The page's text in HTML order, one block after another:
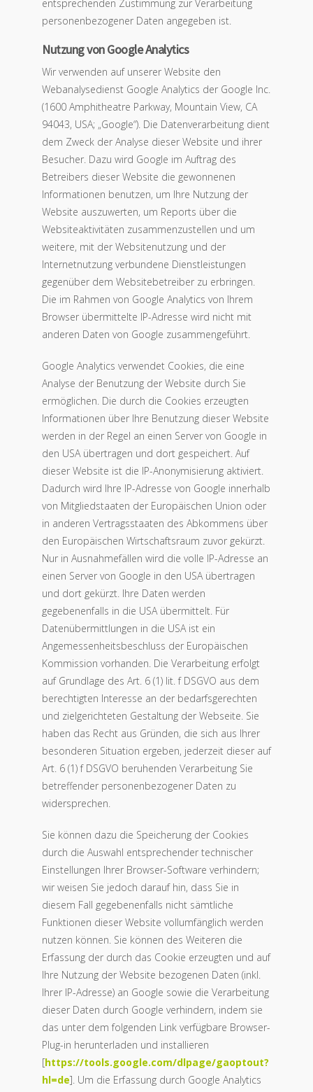
entsprechenden Zustimmung zur Verarbeitung
personenbezogener Daten angegeben ist.
Nutzung von Google Analytics
Wir verwenden auf unserer Website den
Webanalysedienst Google Analytics der Google Inc.
(1600 Amphitheatre Parkway, Mountain View, CA
94043, USA; „Google“). Die Datenverarbeitung dient
dem Zweck der Analyse dieser Website und ihrer
Besucher. Dazu wird Google im Auftrag des
Betreibers dieser Website die gewonnenen
Informationen benutzen, um Ihre Nutzung der
Website auszuwerten, um Reports über die
Websiteaktivitäten zusammenzustellen und um
weitere, mit der Websitenutzung und der
Internetnutzung verbundene Dienstleistungen
gegenüber dem Websitebetreiber zu erbringen.
Die im Rahmen von Google Analytics von Ihrem
Browser übermittelte IP-Adresse wird nicht mit
anderen Daten von Google zusammengeführt.
Google Analytics verwendet Cookies, die eine
Analyse der Benutzung der Website durch Sie
ermöglichen. Die durch die Cookies erzeugten
Informationen über Ihre Benutzung dieser Website
werden in der Regel an einen Server von Google in
den USA übertragen und dort gespeichert. Auf
dieser Website ist die IP-Anonymisierung aktiviert.
Dadurch wird Ihre IP-Adresse von Google innerhalb
von Mitgliedstaaten der Europäischen Union oder
in anderen Vertragsstaaten des Abkommens über
den Europäischen Wirtschaftsraum zuvor gekürzt.
Nur in Ausnahmefällen wird die volle IP-Adresse an
einen Server von Google in den USA übertragen
und dort gekürzt. Ihre Daten werden
gegebenenfalls in die USA übermittelt. Für
Datenübermittlungen in die USA ist ein
Angemessenheitsbeschluss der Europäischen
Kommission vorhanden. Die Verarbeitung erfolgt
auf Grundlage des Art. 6 (1) lit. f DSGVO aus dem
berechtigten Interesse an der bedarfsgerechten
und zielgerichteten Gestaltung der Webseite. Sie
haben das Recht aus Gründen, die sich aus Ihrer
besonderen Situation ergeben, jederzeit dieser auf
Art. 6 (1) f DSGVO beruhenden Verarbeitung Sie
betreffender personenbezogener Daten zu
widersprechen.
Sie können dazu die Speicherung der Cookies
durch die Auswahl entsprechender technischer
Einstellungen Ihrer Browser-Software verhindern;
wir weisen Sie jedoch darauf hin, dass Sie in
diesem Fall gegebenenfalls nicht sämtliche
Funktionen dieser Website vollumfänglich werden
nutzen können. Sie können des Weiteren die
Erfassung der durch das Cookie erzeugten und auf
Ihre Nutzung der Website bezogenen Daten (inkl.
Ihrer IP-Adresse) an Google sowie die Verarbeitung
dieser Daten durch Google verhindern, indem sie
das unter dem folgenden Link verfügbare Browser-
Plug-in herunterladen und installieren
[https://tools.google.com/dlpage/gaoptout?
hl=de]. Um die Erfassung durch Google Analytics